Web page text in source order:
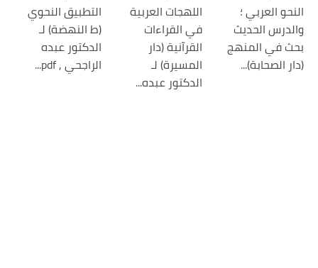
النحو العربي ؛
والدرس الحديث
بحث في المنهج
(دار الصحابة)...
اللهجات العربية
في القراءات
القرآنية (دار
المسيرة) لـ
الدكتور عبده...
التطبيق النحوي
(ط النهضة) لـ
الدكتور عبده
الراجحي , pdf...